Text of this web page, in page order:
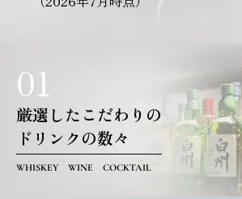
01
厳選したこだわりの
ドリンクの数々
WHISKEY WINE COCKTAIL